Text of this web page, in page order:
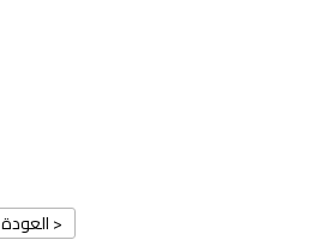
< العودة